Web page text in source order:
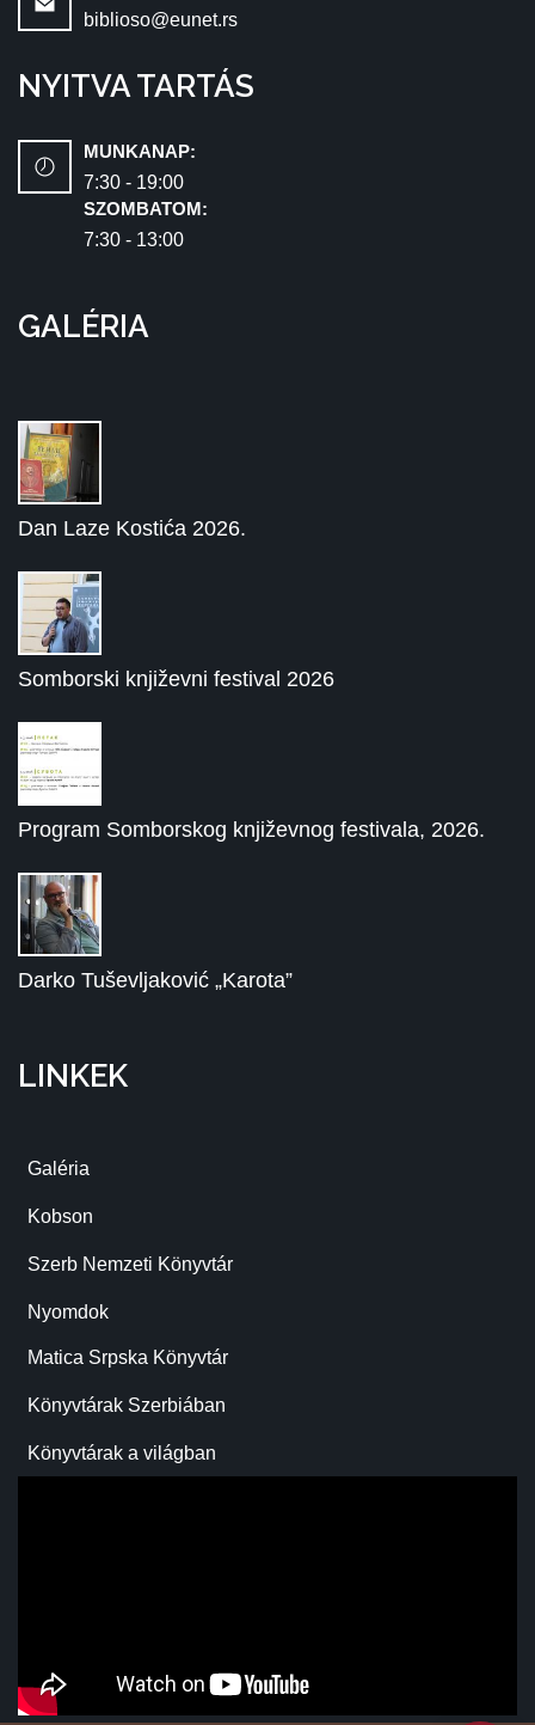
biblioso@eunet.rs
NYITVA TARTÁS
MUNKANAP:
7:30 - 19:00
SZOMBATOM:
7:30 - 13:00
GALÉRIA
Dan Laze Kostića 2026.
Somborski književni festival 2026
Program Somborskog književnog festivala, 2026.
Darko Tuševljaković „Karota”
LINKEK
Galéria
Kobson
Szerb Nemzeti Könyvtár
Nyomdok
Matica Srpska Könyvtár
Könyvtárak Szerbiában
Könyvtárak a világban